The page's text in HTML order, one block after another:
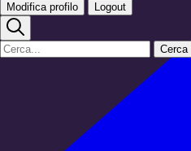
Modifica profilo Logout
Cerca